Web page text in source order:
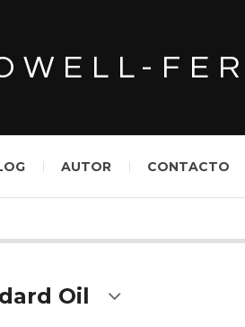
AUTOR CONTACTO
Oil